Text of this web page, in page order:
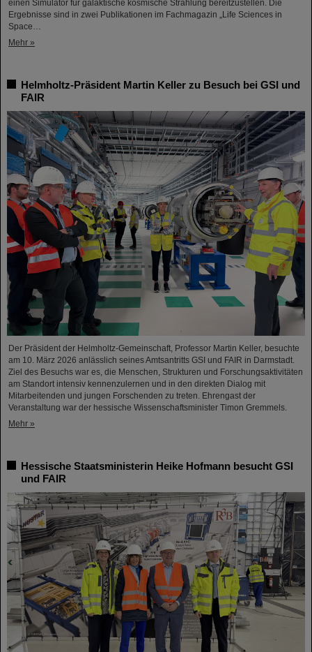
einen Simulator für galaktische kosmische Strahlung bereitzustellen. Die
Ergebnisse sind in zwei Publikationen im Fachmagazin „Life Sciences in
Space…
Mehr »
Helmholtz-Präsident Martin Keller zu Besuch bei GSI und
FAIR
Der Präsident der Helmholtz-Gemeinschaft, Professor Martin Keller, besuchte
am 10. März 2026 anlässlich seines Amtsantritts GSI und FAIR in Darmstadt.
Ziel des Besuchs war es, die Menschen, Strukturen und Forschungsaktivitäten
am Standort intensiv kennenzulernen und in den direkten Dialog mit
Mitarbeitenden und jungen Forschenden zu treten. Ehrengast der
Veranstaltung war der hessische Wissenschaftsminister Timon Gremmels.
Mehr »
Hessische Staatsministerin Heike Hofmann besucht GSI
und FAIR